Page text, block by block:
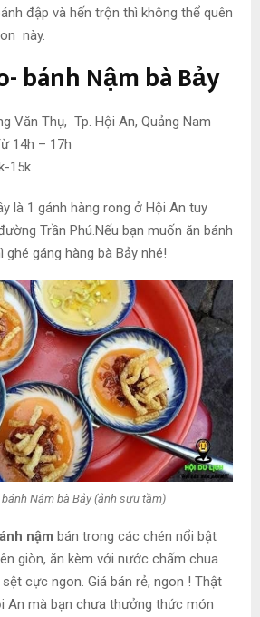
đập và hến trộn thì không thể quên
này.
bánh Nậm bà Bảy
Văn Thụ, Tp. Hội An, Quảng Nam
14h – 17h
15k
là 1 gánh hàng rong ở Hội An tuy
Trần Phú.Nếu bạn muốn ăn bánh
gáng hàng bà Bảy nhé!
bánh Nậm bà Bảy (ảnh sưu tầm)
nậm bán trong các chén nổi bật
giòn, ăn kèm với nước chấm chua
cực ngon. Giá bán rẻ, ngon ! Thật
An mà bạn chưa thưởng thức món